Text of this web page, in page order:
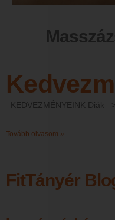
KEDVEZMÉNYEINK Diák
Tovább olvasom »
FitTányér